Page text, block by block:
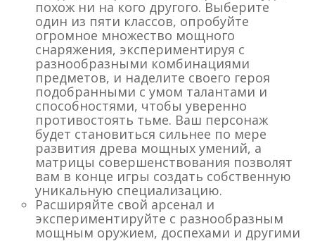
похож ни на кого другого. Выберите
один из пяти классов, опробуйте
огромное множество мощного
снаряжения, экспериментируя с
разнообразными комбинациями
предметов, и наделите своего героя
подобранными с умом талантами и
способностями, чтобы уверенно
противостоять тьме. Ваш персонаж
будет становиться сильнее по мере
развития древа мощных умений, а
матрицы совершенствования позволят
вам в конце игры создать собственную
уникальную специализацию.
Расширяйте свой арсенал и
экспериментируйте с разнообразным
мощным оружием, доспехами и другими